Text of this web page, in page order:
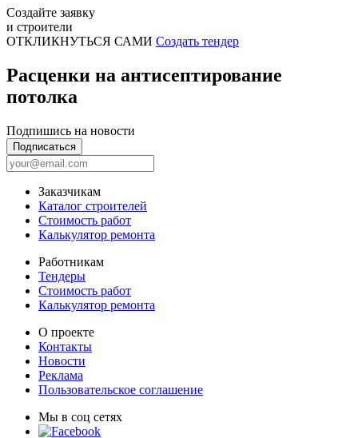
Создайте заявку
и строители
ОТКЛИКНУТЬСЯ САМИ Создать тендер
Расценки на антисептирование
потолка
Подпишись на новости
Подписаться
Заказчикам
Каталог строителей
Стоимость работ
Калькулятор ремонта
Работникам
Тендеры
Стоимость работ
Калькулятор ремонта
О проекте
Контакты
Новости
Реклама
Пользовательское соглашение
Мы в соц сетях